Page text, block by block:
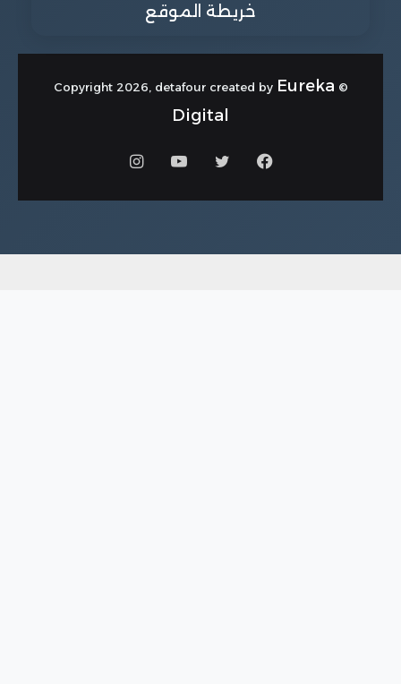
خريطة الموقع
© Copyright 2026, detafour created by
Eureka
Digital
فيسبوكتويتر يوتيوبانستقرام